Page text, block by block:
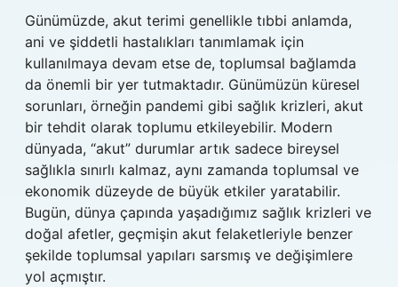
Günümüzde, akut terimi genellikle tıbbi anlamda,
ani ve şiddetli hastalıkları tanımlamak için
kullanılmaya devam etse de, toplumsal bağlamda
da önemli bir yer tutmaktadır. Günümüzün küresel
sorunları, örneğin pandemi gibi sağlık krizleri, akut
bir tehdit olarak toplumu etkileyebilir. Modern
dünyada, “akut” durumlar artık sadece bireysel
sağlıkla sınırlı kalmaz, aynı zamanda toplumsal ve
ekonomik düzeyde de büyük etkiler yaratabilir.
Bugün, dünya çapında yaşadığımız sağlık krizleri ve
doğal afetler, geçmişin akut felaketleriyle benzer
şekilde toplumsal yapıları sarsmış ve değişimlere
yol açmıştır.